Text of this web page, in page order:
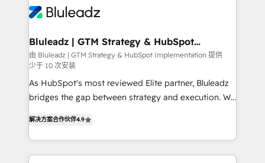
on delivering clean, scalable, AI-ready systems that
create long-term value and a consistently strong
outcomes to deliver. -SYSTEM INTEGRATION-
make HubSpot the operational hub, integrated with
SAP, Microsoft Dynamics, custom ERPs, and any
enterprise platform. Proprietary apps extend
HubSpot beyond standard configurations. -AI-
FIRST- AI across customer-facing operations to
unlock efficiency at scale. From predictive
intelligence to conversational AI, we turn data into
action and automation into competitive advantage.
Bluleadz | GTM Strategy & HubSpot
Implementation
由 Bluleadz | GTM Strategy & HubSpot Implementation 提供
少于 10 次安装
As HubSpot's most reviewed Elite partner, Bluleadz
bridges the gap between strategy and execution. We
Operating System (GTM OS) to align your leadership
and engineer a portal that drives predictable
revenue velocity. 🚀 GTM Strategy & Alignment
解决方案合作伙伴4.9